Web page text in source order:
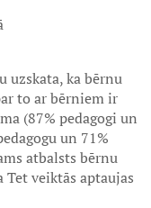
uzskata, ka bērnu
to ar bērniem ir
(87% pedagogi un
un 71%
atbalsts bērnu
veiktās aptaujas